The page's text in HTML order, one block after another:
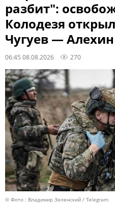
разбит":
Колодезя
Чугуев — Алехин
06:45 08.08.2026 270
© Фото : Владимир Зеленский / Telegram